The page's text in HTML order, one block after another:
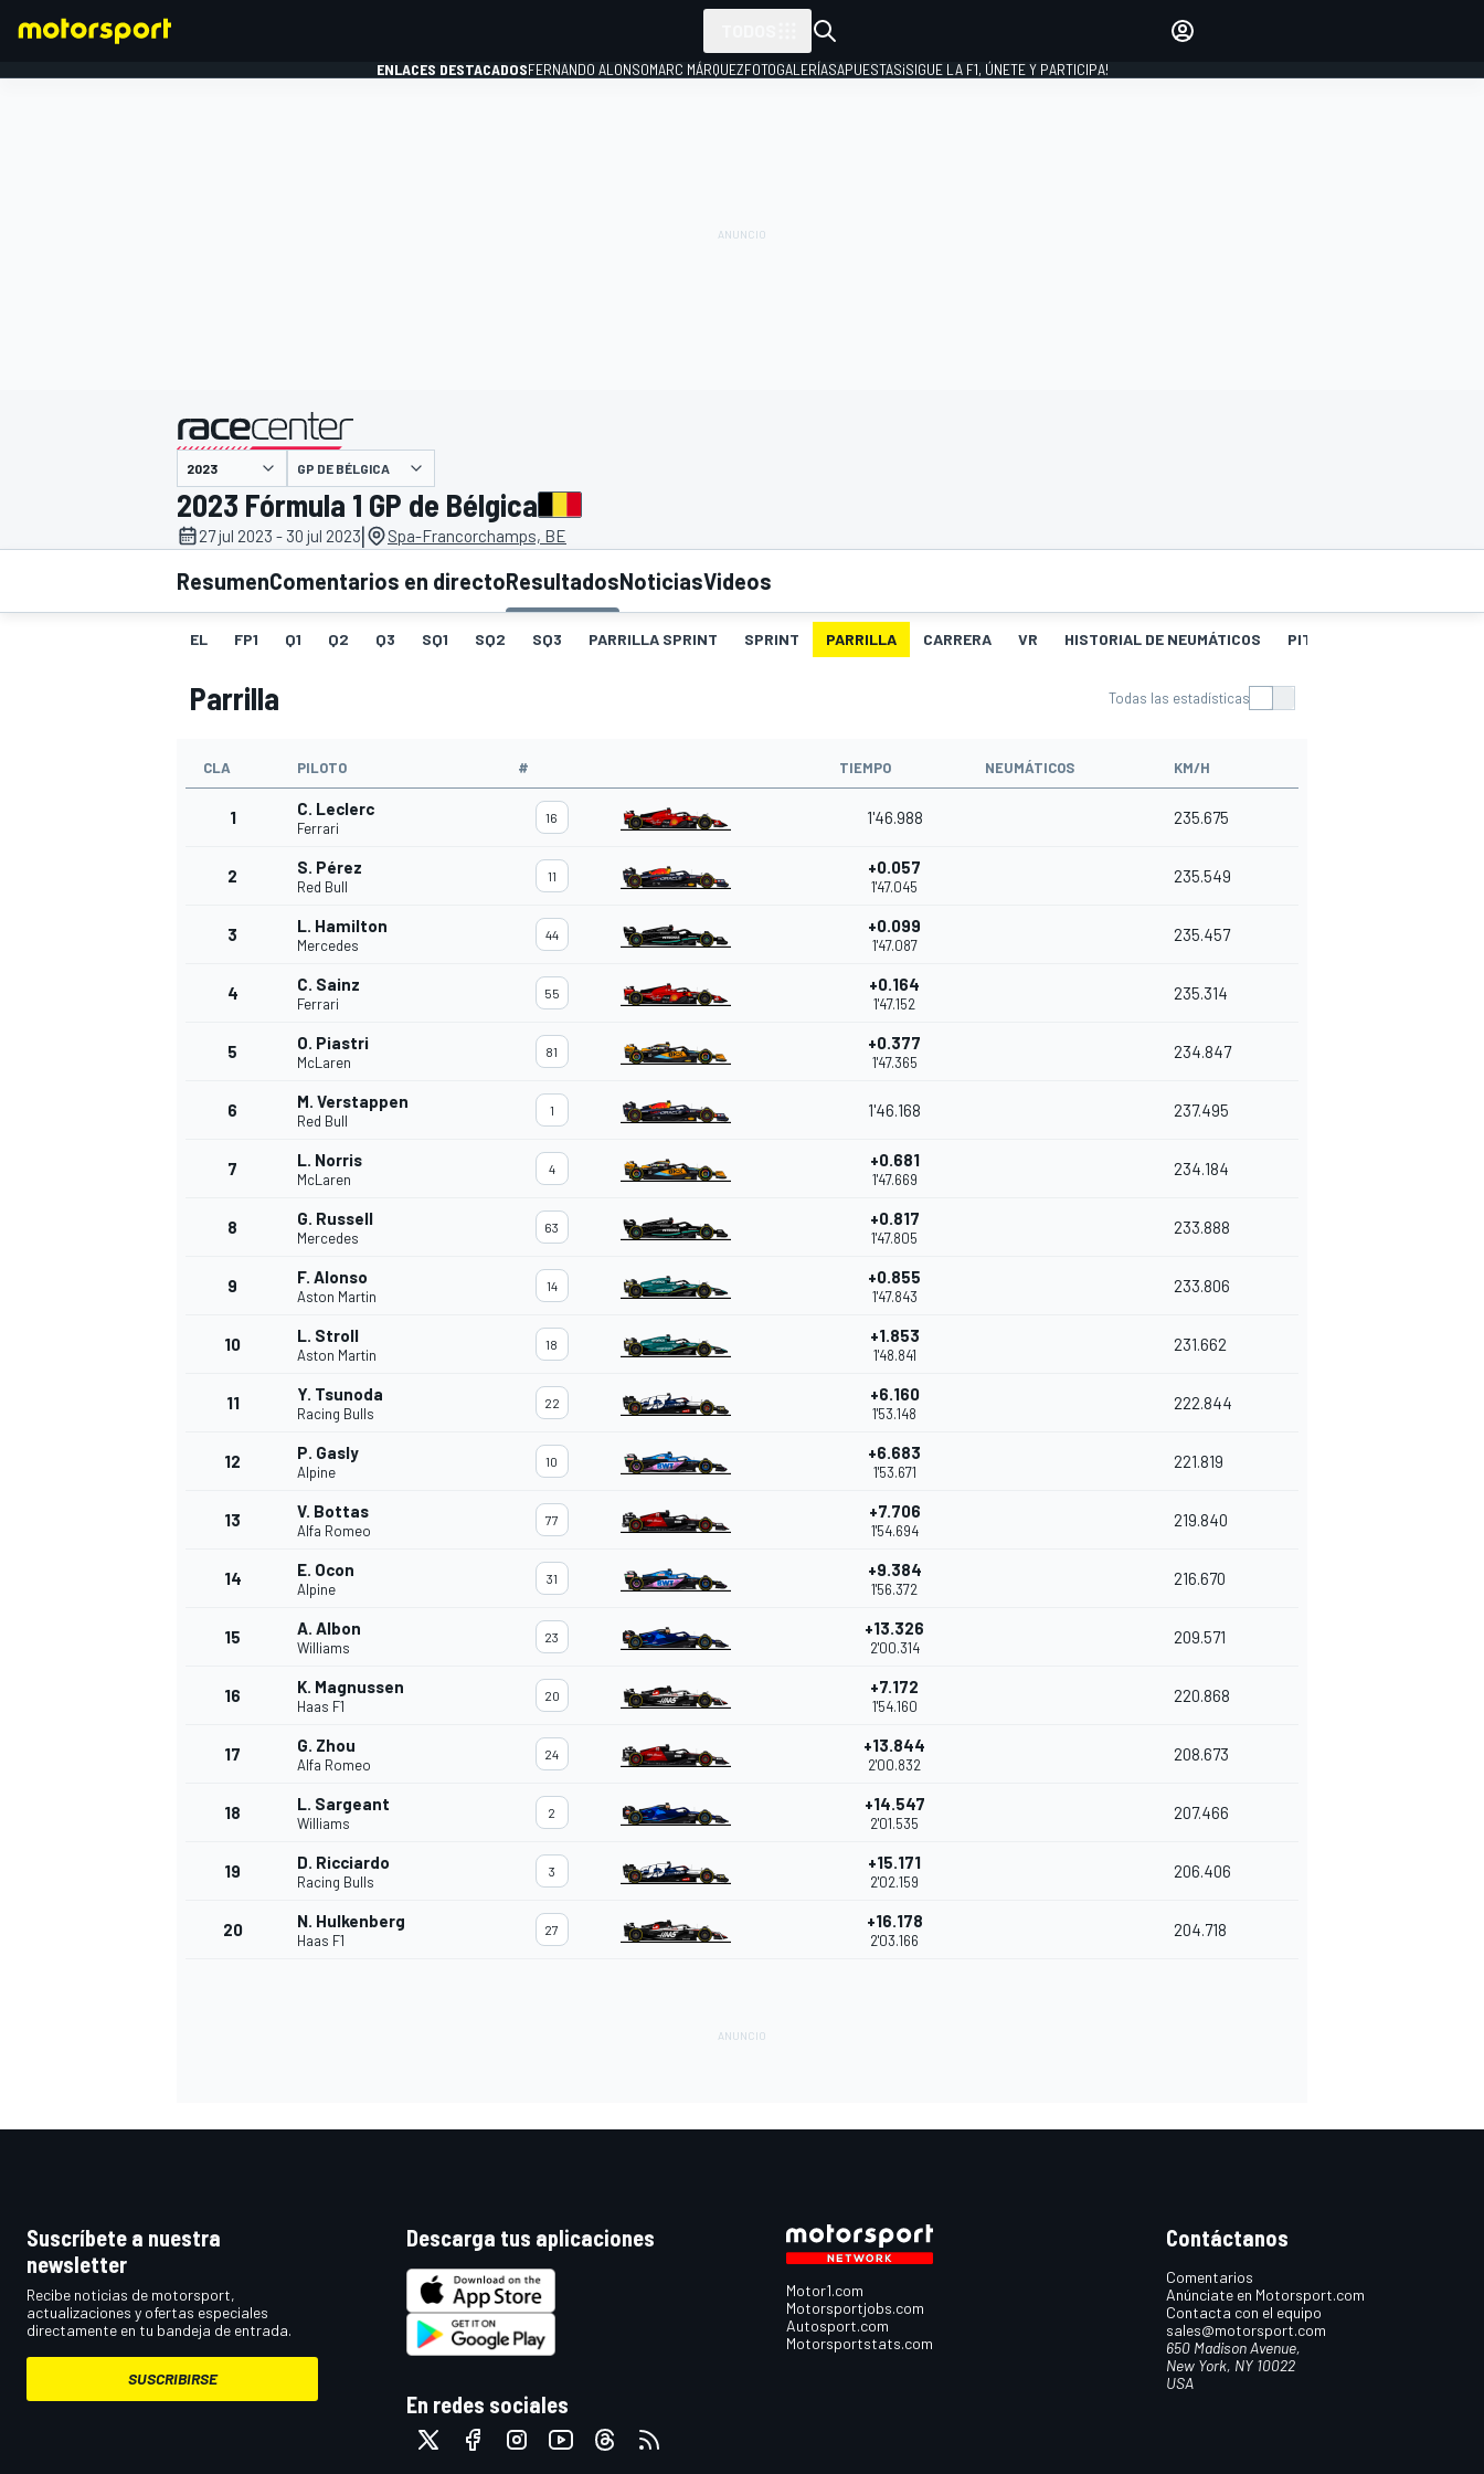
INDYCAR WRC
ENLACES DESTACADOSFERNANDO ALONSOMARC MÁRQUEZFOTOGALERÍASAPUESTAS¡SIGUE LA F1, ÚNETE Y PARTICIPA!
presentado por
GP DE BÉLGICA
2023 Fórmula 1 GP de Bélgica
27 jul 2023 - 30 jul 2023| Spa-Francorchamps, BE
ResumenComentarios en directoResultadosNoticiasVideos
EL FP1 Q1 Q2 Q3 SQ1 SQ2 SQ3 PARRILLA SPRINT SPRINT PARRILLA CARRERA VR HISTORIAL DE NEUMÁTICOS PITSTOPS
Parrilla Todas las estadísticas
CLA PILOTO # TIEMPO NEUMÁTICOS KM/H
1 C. Leclerc
Ferrari
16 1'46.988 235.675
2 S. Pérez
Red Bull
11 +0.057
1'47.045
235.549
3 L. Hamilton
Mercedes
44 +0.099
1'47.087
235.457
4 C. Sainz
Ferrari
55 +0.164
1'47.152
235.314
5 O. Piastri
McLaren
81 +0.377
1'47.365
234.847
6 M. Verstappen
Red Bull
1 1'46.168 237.495
7 L. Norris
McLaren
4 +0.681
1'47.669
234.184
8 G. Russell
Mercedes
63 +0.817
1'47.805
233.888
9 F. Alonso
Aston Martin
14 +0.855
1'47.843
233.806
10 L. Stroll
Aston Martin
18 +1.853
1'48.841
231.662
11 Y. Tsunoda
Racing Bulls
22 +6.160
1'53.148
222.844
12 P. Gasly
Alpine
10 +6.683
1'53.671
221.819
13 V. Bottas
Alfa Romeo
77 +7.706
1'54.694
219.840
14 E. Ocon
Alpine
31 +9.384
1'56.372
216.670
15 A. Albon
Williams
23 +13.326
2'00.314
209.571
16 K. Magnussen
Haas F1
20 +7.172
1'54.160
220.868
17 G. Zhou
Alfa Romeo
24 +13.844
2'00.832
208.673
18 L. Sargeant
Williams
2 +14.547
2'01.535
207.466
19 D. Ricciardo
Racing Bulls
3 +15.171
2'02.159
206.406
20 N. Hulkenberg
Haas F1
27 +16.178
2'03.166
204.718
Suscríbete a nuestra
newsletter
Recibe noticias de motorsport,
actualizaciones y ofertas especiales
directamente en tu bandeja de entrada.
SUSCRIBIRSE
Descarga tus aplicaciones
En redes sociales
Motor1.com
Motorsportjobs.com
Autosport.com
Motorsportstats.com
Contáctanos
Comentarios
Anúnciate en Motorsport.com
Contacta con el equipo
sales@motorsport.com
650 Madison Avenue,
New York, NY 10022
USA